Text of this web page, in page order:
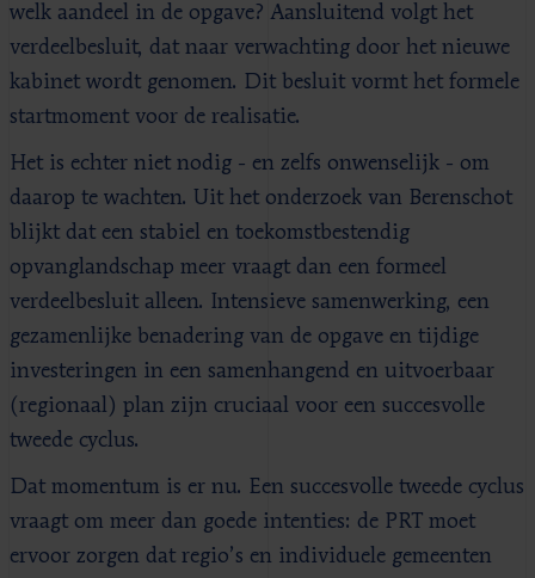
welk aandeel in de opgave? Aansluitend volgt het
verdeelbesluit, dat naar verwachting door het nieuwe
kabinet wordt genomen. Dit besluit vormt het formele
startmoment voor de realisatie.
Het is echter niet nodig - en zelfs onwenselijk - om
daarop te wachten. Uit het onderzoek van Berenschot
blijkt dat een stabiel en toekomstbestendig
opvanglandschap meer vraagt dan een formeel
verdeelbesluit alleen. Intensieve samenwerking, een
gezamenlijke benadering van de opgave en tijdige
investeringen in een samenhangend en uitvoerbaar
(regionaal) plan zijn cruciaal voor een succesvolle
tweede cyclus.
Dat momentum is er nu. Een succesvolle tweede cyclus
vraagt om meer dan goede intenties: de PRT moet
ervoor zorgen dat regio’s en individuele gemeenten